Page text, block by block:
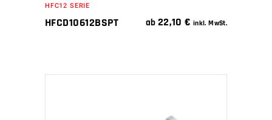
HFC12 SERIE
HFCD10612BSPT ab 22,10€ inkl. MwSt.